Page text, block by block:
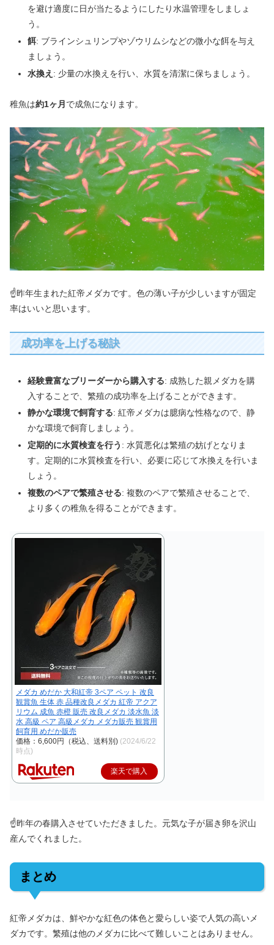
を避け適度に日が当たるようにしたり水温管理をしましょ
う。
餌: ブラインシュリンプやゾウリムシなどの微小な餌を与え
ましょう。
水換え : 少量の水換えを行い、水質を清潔に保ちましょう。
稚魚は約1ヶ月 で成魚になります。
☝昨年生まれた紅帝メダカです。色の薄い子が少しいますが固定
率はいいと思います。
成功率を上げる秘訣
経験豊富なブリーダーから購入する: 成熟した親メダカを購
入することで、繁殖の成功率を上げることができます。
静かな環境で飼育する: 紅帝メダカは臆病な性格なので、静
かな環境で飼育しましょう。
定期的に水質検査を行う : 水質悪化は繁殖の妨げとなりま
す。定期的に水質検査を行い、必要に応じて水換えを行いま
しょう。
複数のペアで繁殖させる: 複数のペアで繁殖させることで、
より多くの稚魚を得ることができます。
メダカ めだか 大和紅帝 3ペア ペット 改良
観賞魚 生体 赤 品種改良メダカ 紅帝 アクア
リウム 成魚 赤橙 販売 改良メダカ 淡水魚 淡
水 高級 ペア 高級メダカ メダカ販売 観賞用
飼育用 めだか販売
価格：6,600円（税込、送料別) (2024/6/22
時点)
楽天で購入
☝昨年の春購入させていただきました。元気な子が届き卵を沢山
産んでくれました。
まとめ
紅帝メダカは、鮮やかな紅色の体色と愛らしい姿で人気の高いメ
ダカです。繁殖は他のメダカに比べて難しいことはありません。